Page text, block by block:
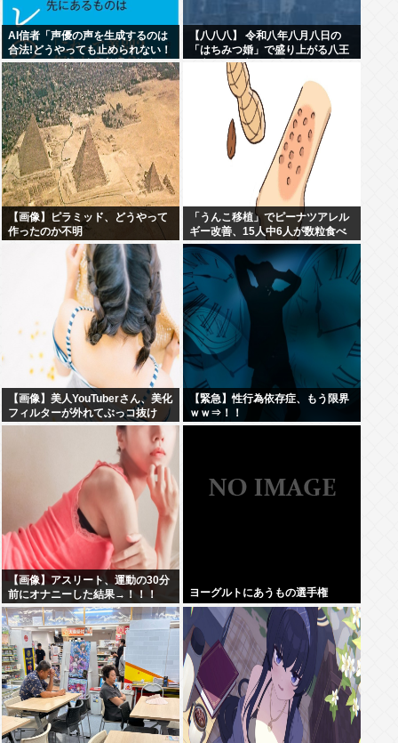
AI信者「声優の声を生成するのは
合法!どうやっても止められない！
キャキャ」法務省「普通に権利侵
害っす」
【八八八】 令和八年八月八日の
「はちみつ婚」で盛り上がる八王
子市や八戸市など「八」の付く自
治体たち…日本の航空機の父・二
宮忠八ゆかりの八幡浜市と八幡市
は共同でイベント開催
【画像】ピラミッド、どうやって
作ったのか不明
「うんこ移植」でピーナツアレル
ギー改善、15人中6人が数粒食べ
られるように
【画像】美人YouTuberさん、美化
フィルターが外れてぶっコ抜け
www
【緊急】性行為依存症、もう限界
ｗｗ⇒！！
【画像】アスリート、運動の30分
前にオナニーした結果→！！！
ヨーグルトにあうもの選手権